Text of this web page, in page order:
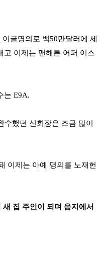
글명의로 백50만달러에 세
고 이제는 맨해튼 어퍼 이스
는 E9A.
했던 신회장은 조금 많이
이제는 아예 명의를 노재헌
집 주인이 되며 음지에서